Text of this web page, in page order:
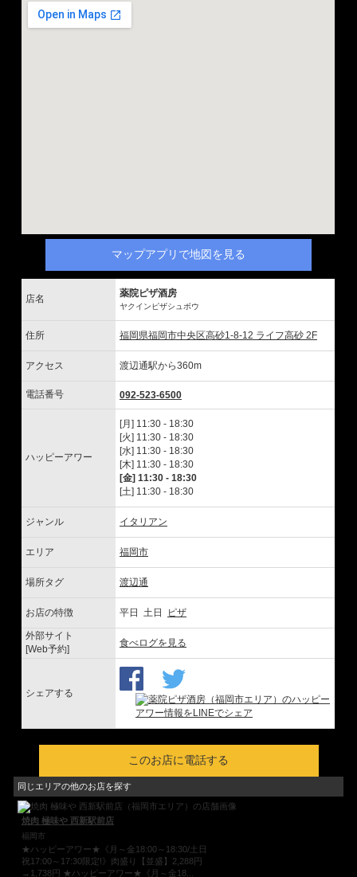
マップアプリで地図を見る
店名 薬院ピザ酒房
ヤクインピザシュボウ
住所 福岡県福岡市中央区高砂1-8-12 ライフ高砂 2F
アクセス 渡辺通駅から360m
電話番号 092-523-6500
ハッピーアワー
[月] 11:30 - 18:30
[火] 11:30 - 18:30
[水] 11:30 - 18:30
[木] 11:30 - 18:30
[金] 11:30 - 18:30
[土] 11:30 - 18:30
ジャンル イタリアン
エリア 福岡市
場所タグ 渡辺通
お店の特徴 平日 土日 ピザ
外部サイト
[Web予約]
食べログを見る
シェアする
このお店に電話する
同じエリアの他のお店を探す
焼肉 極味や 西新駅前店
福岡市
★ハッピーアワー★《月～金18:00～18:30/土日
祝17:00～17:30限定!》肉盛り【並盛】2,288円
→1,738円 ★ハッピーアワー★《月～金18...